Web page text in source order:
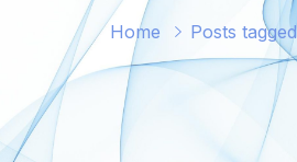
Home Posts